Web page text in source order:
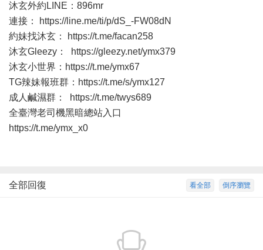
沐玄外約LINE：896mr
連接：
https://line.me/ti/p/dS_-FW08dN
約妹找沐玄：
https://t.me/facan258
沐玄Gleezy：
https://gleezy.net/ymx379
沐玄小世界： https://t.me/ymx67
TG辣妹報班群： https://t.me/s/ymx127
成人鹹濕群：
https://t.me/twys689
全臺灣老司機黑暗總站入口
https://t.me/ymx_x0
倒序瀏覽
看全部
全部回復